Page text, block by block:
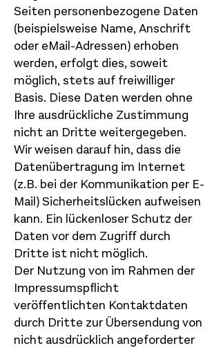
Seiten personenbezogene Daten
(beispielsweise Name, Anschrift
oder eMail-Adressen) erhoben
werden, erfolgt dies, soweit
möglich, stets auf freiwilliger
Basis. Diese Daten werden ohne
Ihre ausdrückliche Zustimmung
nicht an Dritte weitergegeben.
Wir weisen darauf hin, dass die
Datenübertragung im Internet
(z.B. bei der Kommunikation per E-
Mail) Sicherheitslücken aufweisen
kann. Ein lückenloser Schutz der
Daten vor dem Zugriff durch
Dritte ist nicht möglich.
Der Nutzung von im Rahmen der
Impressumspflicht
veröffentlichten Kontaktdaten
durch Dritte zur Übersendung von
nicht ausdrücklich angeforderter